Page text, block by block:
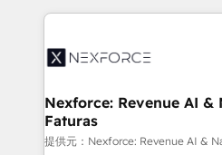
HubSpot Elite
Implementation & Migration
Station, Freshdesk,
objects, automations, and
growth. 🚀 AI-Driven GTM Orchestration Unify
Nexforce: Revenue AI &
Faturas
提供元：Nexforce: Revenue AI &